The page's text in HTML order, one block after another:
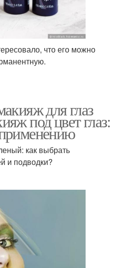
что его можно
для глаз
под цвет глаз:
как выбрать
и подводки?